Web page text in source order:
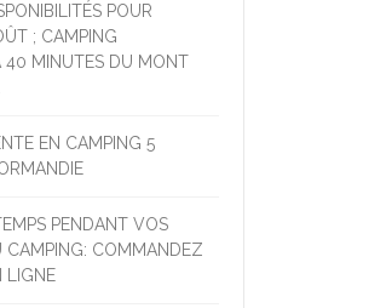
POUR
; CAMPING
40 MINUTES DU MONT
EN CAMPING 5
PENDANT VOS
CAMPING: COMMANDEZ
LIGNE